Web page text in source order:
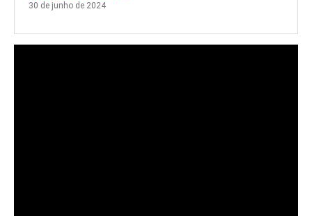
30 de junho de 2024